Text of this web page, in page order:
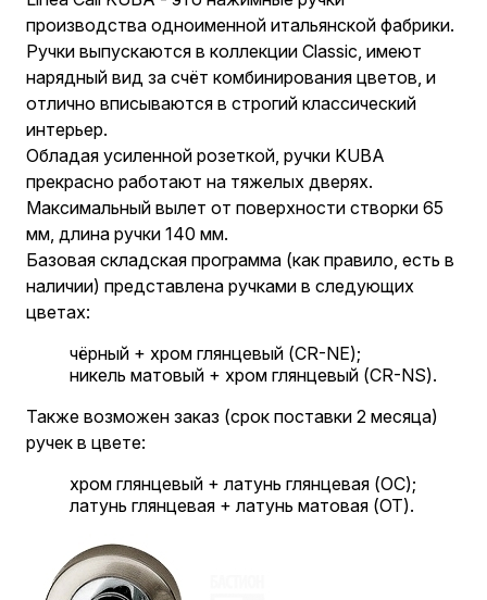
производства одноименной итальянской фабрики.
Ручки выпускаются в коллекции Classic, имеют
нарядный вид за счёт комбинирования цветов, и
отлично вписываются в строгий классический
интерьер.
Обладая усиленной розеткой, ручки KUBA
прекрасно работают на тяжелых дверях.
Максимальный вылет от поверхности створки 65
мм, длина ручки 140 мм.
Базовая складская программа (как правило, есть в
наличии) представлена ручками в следующих
цветах:
чёрный + хром глянцевый (CR-NE);
никель матовый + хром глянцевый (CR-NS).
Также возможен заказ (срок поставки 2 месяца)
ручек в цвете:
хром глянцевый + латунь глянцевая (OC);
латунь глянцевая + латунь матовая (OT).